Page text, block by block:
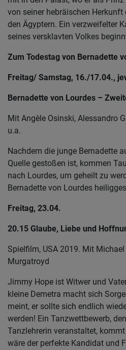
von seiner hebräischen
den Ägyptern. Ein verzweifelter
seines versklavten Volkes
Zum Todestag von Bernadette
Freitag/ Samstag, 16./17.04.,
Bernadette von Lourdes –
Mit Angèle Osinski, Alessandro
u.a.
Nachdem die junge Bernadette
Quelle gestoßen ist, kommen
nach Lourdes, um geheilt zu
Bernadette von Lourdes
Freitag, 23.04.
20.15 Glaube, Liebe und
Spielfilm, USA 2019. Mit Michael
Murgatroyd
Jimmy Hope ist Witwer und
kleine Demetra macht sich
meint, er sollte sich endlich
werden! Ein Tanzwettbewerb,
Tanzlehrerin veranstaltet,
wäre der perfekte Kandidat und